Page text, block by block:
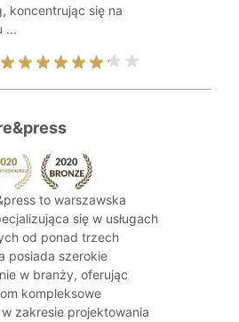
koncentrując się na
...
to warszawska
się w usługach
od ponad trzech
posiada szerokie
w branży, oferując
kompleksowe
zakresie projektowania